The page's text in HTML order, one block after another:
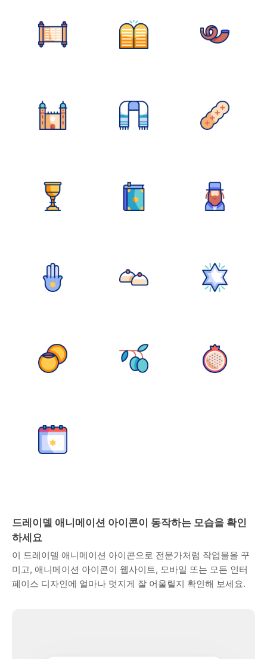
드레이델 애니메이션 아이콘이 동작하는 모습을 확인
하세요
이 드레이델 애니메이션 아이콘으로 전문가처럼 작업물을 꾸
미고, 애니메이션 아이콘이 웹사이트, 모바일 또는 모든 인터
페이스 디자인에 얼마나 멋지게 잘 어울릴지 확인해 보세요.